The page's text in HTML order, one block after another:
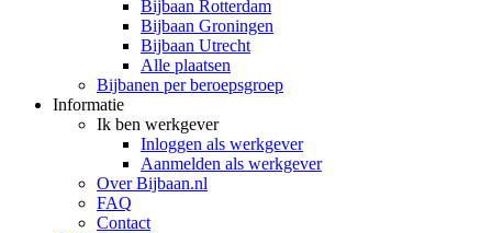
Bijbaan Rotterdam
Bijbaan Groningen
Bijbaan Utrecht
Alle plaatsen
Bijbanen per beroepsgroep
Informatie
Ik ben werkgever
Inloggen als werkgever
Aanmelden als werkgever
Over Bijbaan.nl
FAQ
Contact